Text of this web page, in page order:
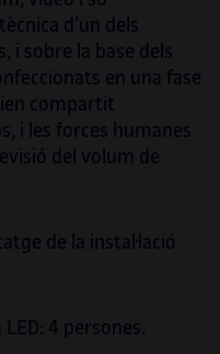
d’un dels
i sobre la base dels
en una fase
compartit
i les forces humanes
del volum de
de la instal·lació
4 persones.
i apassionat de
aquestes
del catalitzador
de les quals és
de principis dels
ha
recent
algorismes